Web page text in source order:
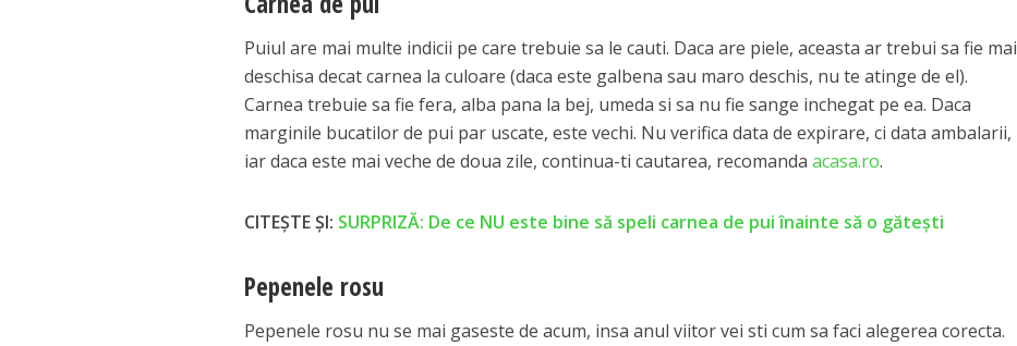
Puiul are mai multe indicii pe care trebuie sa le cauti. Daca are piele, aceasta ar trebui sa fie mai
deschisa decat carnea la culoare (daca este galbena sau maro deschis, nu te atinge de el).
Carnea trebuie sa fie fera, alba pana la bej, umeda si sa nu fie sange inchegat pe ea. Daca
marginile bucatilor de pui par uscate, este vechi. Nu verifica data de expirare, ci data ambalarii,
iar daca este mai veche de doua zile, continua-ti cautarea, recomandaacasa.ro.
CITEȘTE ȘI: SURPRIZĂ: De ce NU este bine să speli carnea de pui înainte să o găteşti
Pepenele rosu
Pepenele rosu nu se mai gaseste de acum, insa anul viitor vei sti cum sa faci alegerea corecta.